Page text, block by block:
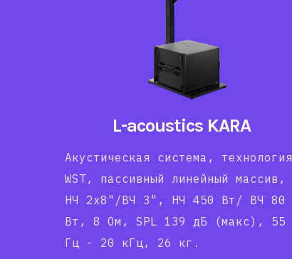
L-acoustics KARA
Акустическая система, технология
WST, пассивный линейный массив,
НЧ 2x8"/ВЧ 3", НЧ 450 Вт/ ВЧ 80
Вт, 8 Ом, SPL 139 дБ (макс), 55
Гц - 20 кГц, 26 кг.